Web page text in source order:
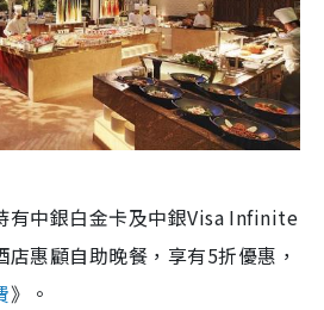
有中銀白金卡及中銀Visa Infinite
惠顧自助晚餐，享有5折優惠，
》。